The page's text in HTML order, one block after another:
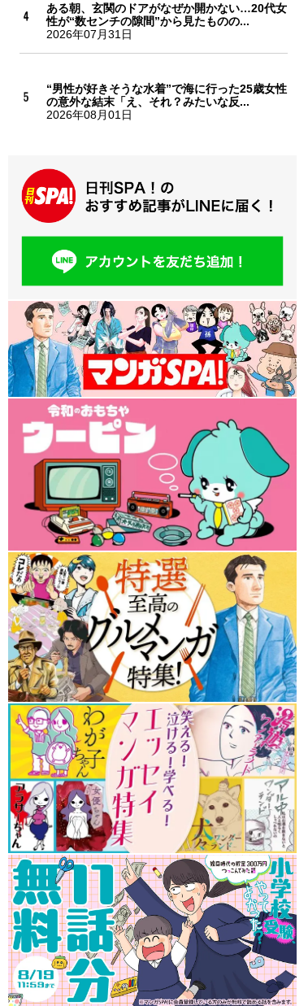
ある朝、玄関のドアがなぜか開かない…20代女
性が“数センチの隙間”から見たものの...
2026年07月31日
“男性が好きそうな水着”で海に行った25歳女性
の意外な結末「え、それ？みたいな反...
2026年08月01日